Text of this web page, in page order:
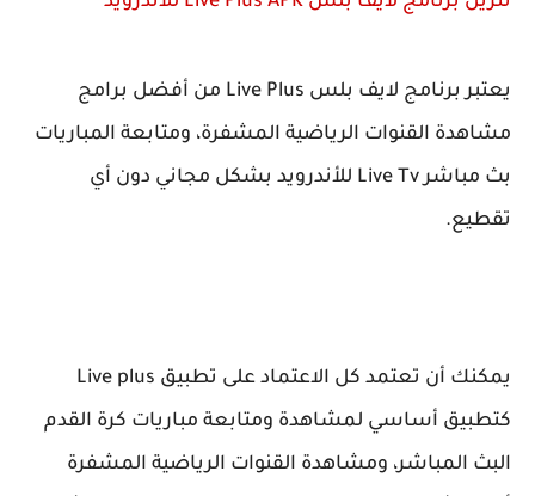
يعتبر برنامج لايف بلس Live Plus من أفضل برامج
مشاهدة القنوات الرياضية المشفرة، ومتابعة المباريات
بث مباشر Live Tv للأندرويد بشكل مجاني دون أي
تقطيع.
يمكنك أن تعتمد كل الاعتماد على تطبيق Live plus
كتطبيق أساسي لمشاهدة ومتابعة مباريات كرة القدم
البث المباشر، ومشاهدة القنوات الرياضية المشفرة